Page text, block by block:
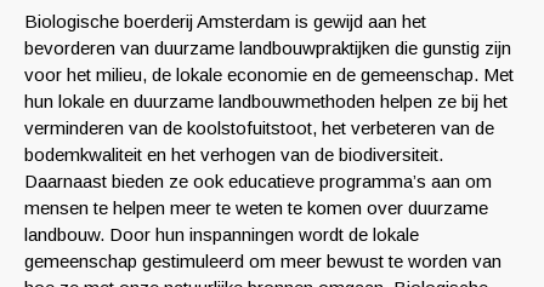
Biologische boerderij Amsterdam is gewijd aan het
bevorderen van duurzame landbouwpraktijken die gunstig zijn
voor het milieu, de lokale economie en de gemeenschap. Met
hun lokale en duurzame landbouwmethoden helpen ze bij het
verminderen van de koolstofuitstoot, het verbeteren van de
bodemkwaliteit en het verhogen van de biodiversiteit.
Daarnaast bieden ze ook educatieve programma’s aan om
mensen te helpen meer te weten te komen over duurzame
landbouw. Door hun inspanningen wordt de lokale
gemeenschap gestimuleerd om meer bewust te worden van